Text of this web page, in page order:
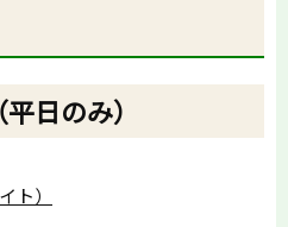
日のみ）
ト）